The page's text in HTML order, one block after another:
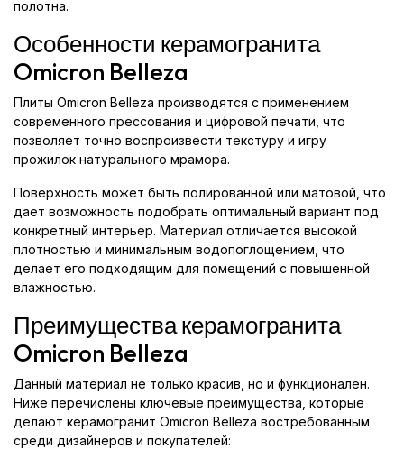
полотна.
Особенности керамогранита
Omicron Belleza
Плиты Omicron Belleza производятся с применением
современного прессования и цифровой печати, что
позволяет точно воспроизвести текстуру и игру
прожилок натурального мрамора.
Поверхность может быть полированной или матовой, что
дает возможность подобрать оптимальный вариант под
конкретный интерьер. Материал отличается высокой
плотностью и минимальным водопоглощением, что
делает его подходящим для помещений с повышенной
влажностью.
Преимущества керамогранита
Omicron Belleza
Данный материал не только красив, но и функционален.
Ниже перечислены ключевые преимущества, которые
делают керамогранит Omicron Belleza востребованным
среди дизайнеров и покупателей: